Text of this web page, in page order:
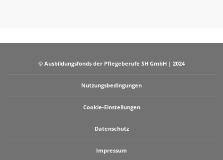
© Ausbildungsfonds der Pflegeberufe SH GmbH | 2024
Nutzungsbedingungen
Cookie-Einstellungen
Datenschutz
Impressum